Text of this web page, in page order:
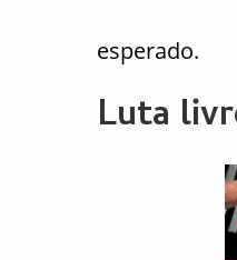
esperado.
Luta